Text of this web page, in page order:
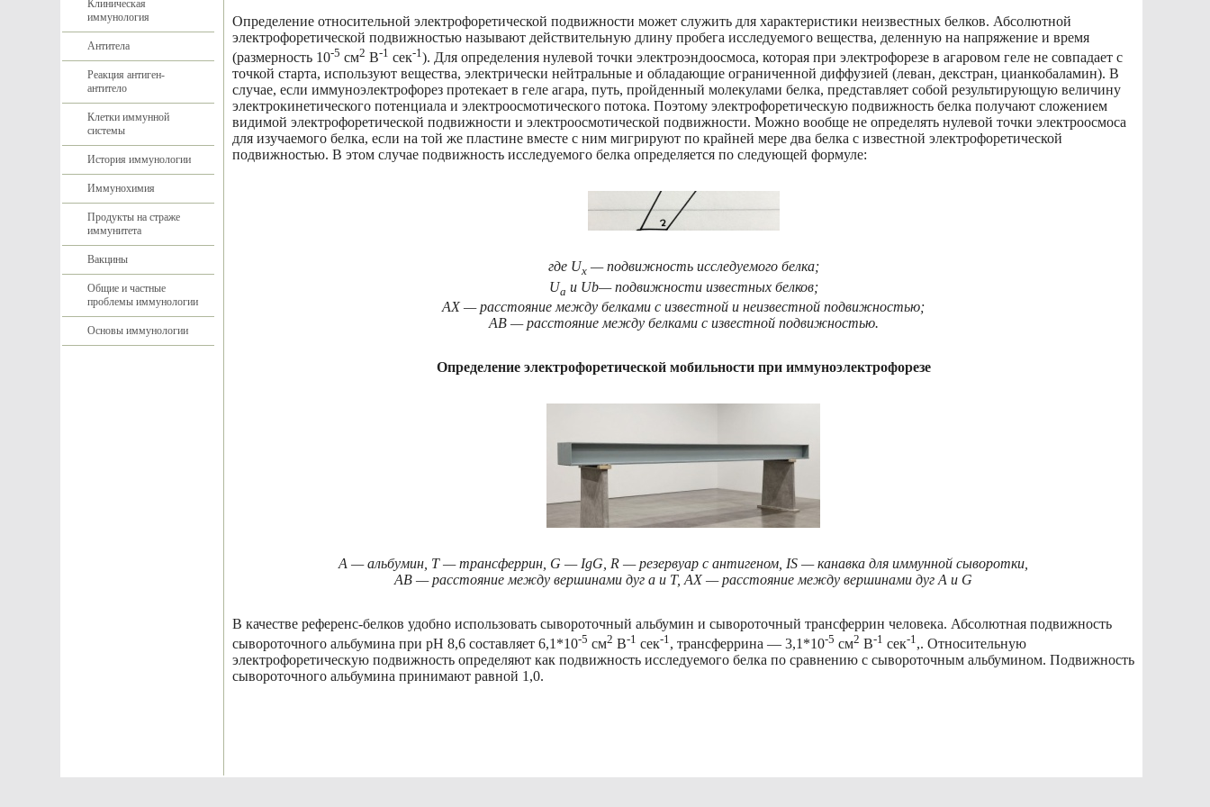
Клиническая
иммунология
Антитела
Реакция антиген-
антитело
Клетки иммунной
системы
История иммунологии
Иммунохимия
Продукты на страже
иммунитета
Вакцины
Общие и частные
проблемы иммунологии
Основы иммунологии
Определение относительной электрофоретической подвижности может служить для характеристики неизвестных белков. Абсолютной
электрофоретической подвижностью называют действительную длину пробега исследуемого вещества, деленную на напряжение и время
(размерность 10-5 см2 В-1 сек-1). Для определения нулевой точки электроэндоосмоса, которая при электрофорезе в агаровом геле не совпадает с
точкой старта, используют вещества, электрически нейтральные и обладающие ограниченной диффузией (леван, декстран, цианкобаламин). В
случае, если иммуноэлектрофорез протекает в геле агара, путь, пройденный молекулами белка, представляет собой результирующую величину
электрокинетического потенциала и электроосмотического потока. Поэтому электрофоретическую подвижность белка получают сложением
видимой электрофоретической подвижности и электроосмотической подвижности. Можно вообще не определять нулевой точки электроосмоса
для изучаемого белка, если на той же пластине вместе с ним мигрируют по крайней мере два белка с известной электрофоретической
подвижностью. В этом случае подвижность исследуемого белка определяется по следующей формуле:
где Ux— подвижность исследуемого белка;
Ua и Ub— подвижности известных белков;
АХ — расстояние между белками с известной и неизвестной подвижностью;
АВ — расстояние между белками с известной подвижностью.
Определение электрофоретической мобильности при иммуноэлектрофорезе
А — альбумин, Т — трансферрин, G — IgG, R — резервуар с антигеном, IS — канавка для иммунной сыворотки,
АВ — расстояние между вершинами дуг а и Т, АХ — расстояние между вершинами дуг А и G
В качестве референс-белков удобно использовать сывороточный альбумин и сывороточный трансферрин человека. Абсолютная подвижность
сывороточного альбумина при рН 8,6 составляет 6,1*10-5 см2 В-1 сек-1 , трансферрина — 3,1*10-5 см2 В-1 сек-1 ,. Относительную
электрофоретическую подвижность определяют как подвижность исследуемого белка по сравнению с сывороточным альбумином. Подвижность
сывороточного альбумина принимают равной 1,0.